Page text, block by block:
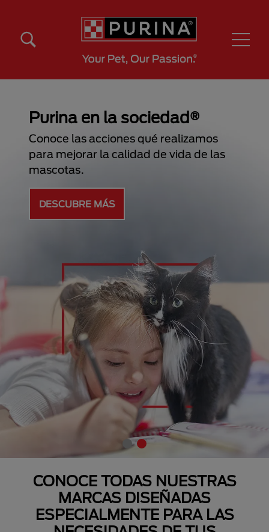
y
tus
están
Purina en la
Conoce las acciones
para mejorar la
CONOCE TODAS NUESTRAS
MARCAS DISEÑADAS
ESPECIALMENTE PARA LAS